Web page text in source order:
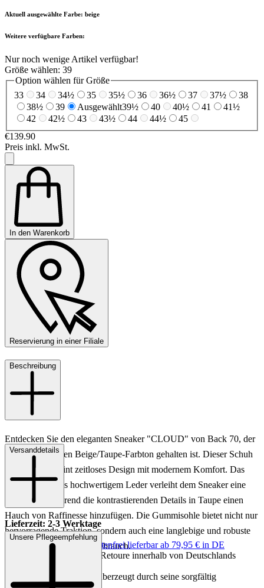
Aktuell ausgewählte Farbe: beige
Weitere verfügbare Farben:
Nur noch wenige Artikel verfügbar!
Größe wählen: 39
Option wählen für Größe
33
34 34½ 35 35½ 36 36½ 37 37½
38
38½
39 Ausgewählt39½ 40 40½ 41
41½
42
42½ 43 43½ 44 44½
45
€139.90
Preis inkl. MwSt.
In den Warenkorb
Reservierung in einer Filiale
Beschreibung
Entdecken Sie den eleganten Sneaker "CLOUD" von Back 70, der
in einem stilvollen Beige/Taupe-Farbton gehalten ist. Dieser Schuh
für Damen vereint zeitloses Design mit modernem Komfort. Das
Obermaterial aus hochwertigem Leder verleiht dem Sneaker eine
edle Optik, während die kontrastierenden Details in Taupe einen
Hauch von Raffinesse hinzufügen. Die Gummisohle bietet nicht nur
hervorragende Traktion, sondern auch eine langlebige und robuste
Basis für den täglichen Gebrauch.
Der Sneaker "CLOUD" überzeugt durch seine sorgfältig
Versanddetails
Lieferzeit: 2-3 Werktage
Keine Versandkosten:
kostenfrei lieferbar ab 79,95 € in DE
Einfache und Kostenlose Retoure innerhalb von Deutschlands
Unsere Pflegeempfehlung